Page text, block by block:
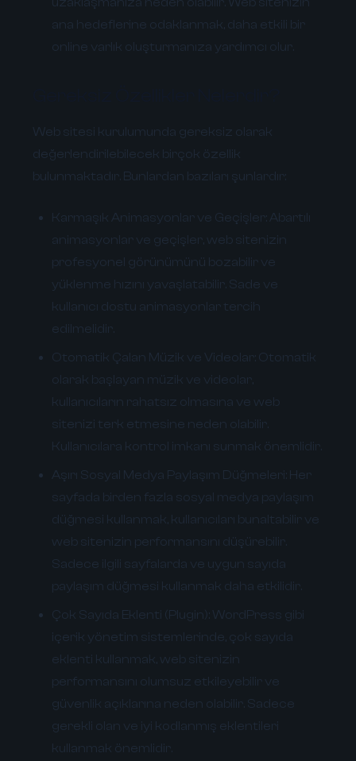
ana hedeflerine odaklanmak, daha etkili bir
online varlık oluşturmanıza yardımcı olur.
Web sitesi kurulumunda gereksiz olarak
değerlendirilebilecek birçok özellik
bulunmaktadır. Bunlardan bazıları şunlardır:
Karmaşık Animasyonlar ve Geçişler:Abartılı
animasyonlar ve geçişler, web sitenizin
profesyonel görünümünü bozabilir ve
yüklenme hızını yavaşlatabilir. Sade ve
kullanıcı dostu animasyonlar tercih
edilmelidir.
Otomatik Çalan Müzik ve Videolar: Otomatik
olarak başlayan müzik ve videolar,
kullanıcıların rahatsız olmasına ve web
sitenizi terk etmesine neden olabilir.
Kullanıcılara kontrol imkanı sunmak önemlidir.
Aşırı Sosyal Medya Paylaşım Düğmeleri: Her
sayfada birden fazla sosyal medya paylaşım
düğmesi kullanmak, kullanıcıları bunaltabilir ve
web sitenizin performansını düşürebilir.
Sadece ilgili sayfalarda ve uygun sayıda
paylaşım düğmesi kullanmak daha etkilidir.
Çok Sayıda Eklenti (Plugin): WordPress gibi
içerik yönetim sistemlerinde, çok sayıda
eklenti kullanmak, web sitenizin
performansını olumsuz etkileyebilir ve
güvenlik açıklarına neden olabilir. Sadece
gerekli olan ve iyi kodlanmış eklentileri
kullanmak önemlidir.